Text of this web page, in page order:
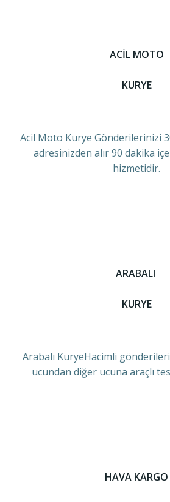
ACİL MOTO
KURYE
Acil Moto Kurye Gönderilerinizi
adresinizden alır 90 dakika
hizmetidir.
ARABALI
KURYE
Arabalı KuryeHacimli
ucundan diğer ucuna araçlı
HAVA KARGO